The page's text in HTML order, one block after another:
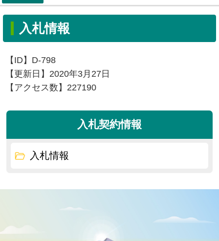
入札情報
【ID】 D-798
【更新日】 2020年3月27日
【アクセス数】 227190
入札契約情報
入札情報